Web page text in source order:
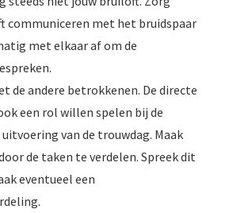
communiceren met het bruidspaar
met elkaar af om de
de andere betrokkenen. De directe
een rol willen spelen bij de
van de trouwdag. Maak
de taken te verdelen. Spreek dit
eventueel een